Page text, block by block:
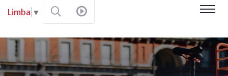
Limba ▼